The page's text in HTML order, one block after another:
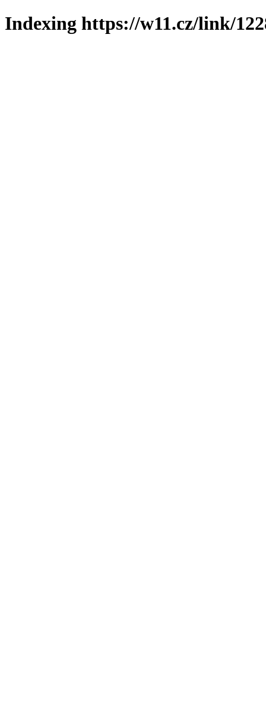
Indexing https://w11.cz/link/